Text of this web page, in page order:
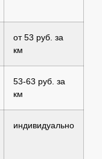
от 53 руб. за
км
53-63 руб. за
км
индивидуально